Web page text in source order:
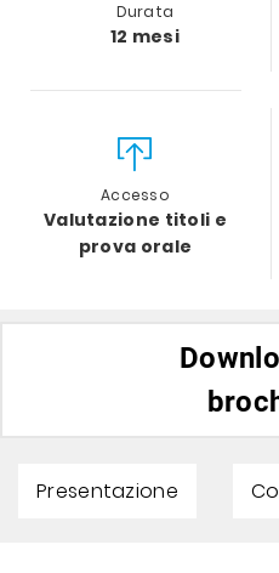
Durata
12 mesi
Accesso
Valutazione titoli e
prova orale
Presentazione